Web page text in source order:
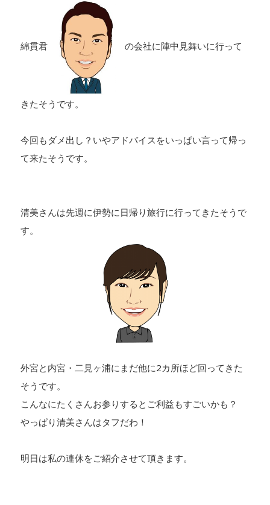
綿貫君 の会社に陣中見舞いに行って
きたそうです。
今回もダメ出し？いやアドバイスをいっぱい言って帰っ
て来たそうです。
清美さんは先週に伊勢に日帰り旅行に行ってきたそうで
す。
外宮と内宮・二見ヶ浦にまだ他に2カ所ほど回ってきた
そうです。
こんなにたくさんお参りするとご利益もすごいかも？
やっぱり清美さんはタフだわ！
明日は私の連休をご紹介させて頂きます。